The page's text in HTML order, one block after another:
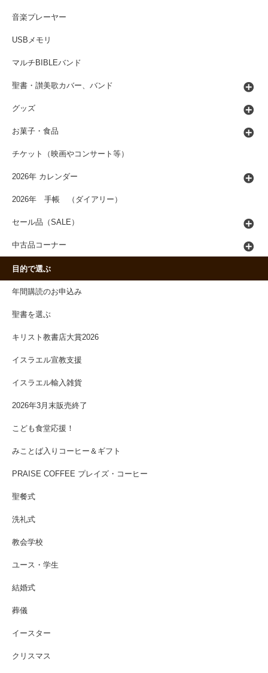
音楽プレーヤー
USBメモリ
マルチBIBLEバンド
聖書・讃美歌カバー、バンド
グッズ
お菓子・食品
チケット（映画やコンサート等）
2026年 カレンダー
2026年 手帳 （ダイアリー）
セール品（SALE）
中古品コーナー
目的で選ぶ
年間購読のお申込み
聖書を選ぶ
キリスト教書店大賞2026
イスラエル宣教支援
イスラエル輸入雑貨
2026年3月末販売終了
こども食堂応援！
みことば入りコーヒー＆ギフト
PRAISE COFFEE プレイズ・コーヒー
聖餐式
洗礼式
教会学校
ユース・学生
結婚式
葬儀
イースター
クリスマス